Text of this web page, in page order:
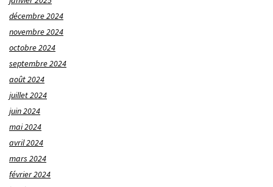
décembre 2024
novembre 2024
octobre 2024
septembre 2024
août 2024
juillet 2024
juin 2024
mai 2024
avril 2024
mars 2024
février 2024